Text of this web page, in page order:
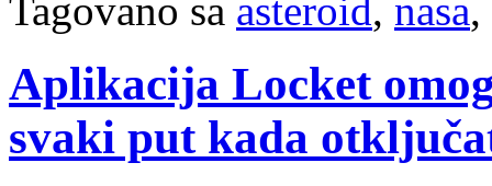
Tagovano sa asteroid, nasa,
Aplikacija Locket
svaki put kada